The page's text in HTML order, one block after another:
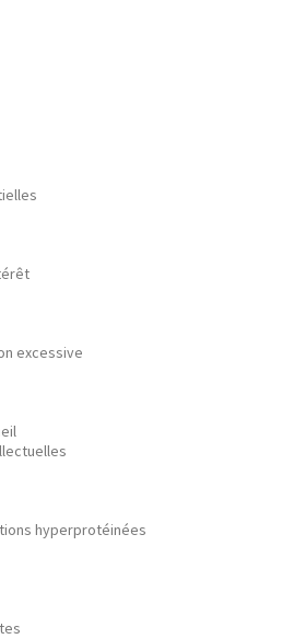
excessive
hyperprotéinées